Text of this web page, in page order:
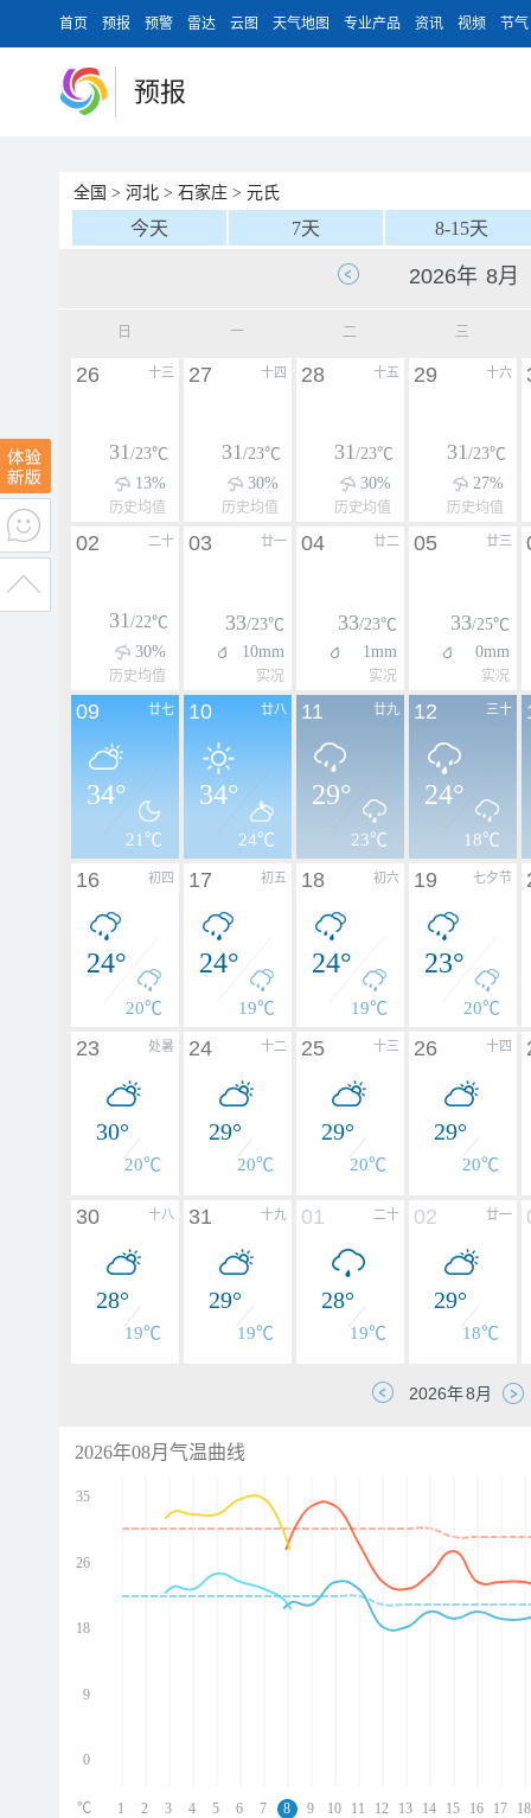
首页 预报 预警 雷达 云图 天气地图 专业产品 资讯 视频 节气
预报
全国 > 河北 > 石家庄 > 元氏
今天 7天 8-15天
日 一 二 三
十三
26
31/23℃
13%
历史均值
十四
27
31/23℃
30%
历史均值
十五
28
31/23℃
30%
历史均值
十六
29
31/23℃
27%
历史均值
二十
02
31/22℃
30%
历史均值
廿一
03
33/23℃
10mm
实况
廿二
04
33/23℃
1mm
实况
廿三
05
33/25℃
0mm
实况
廿七
09
34°
21℃
廿八
10
34°
24℃
廿九
11
29°
23℃
三十
12
24°
18℃
初四
16
24°
20℃
初五
17
24°
19℃
初六
18
24°
19℃
七夕节
19
23°
20℃
处暑
23
30°
20℃
十二
24
29°
20℃
十三
25
29°
20℃
十四
26
29°
20℃
十八
30
28°
19℃
十九
31
29°
19℃
二十
01
28°
19℃
廿一
02
29°
18℃
2026年08月气温曲线
35
26
18
9
0
1 2 3 4 5 6 7 8 9 10 11 12 13 14 15 16 17 18
℃